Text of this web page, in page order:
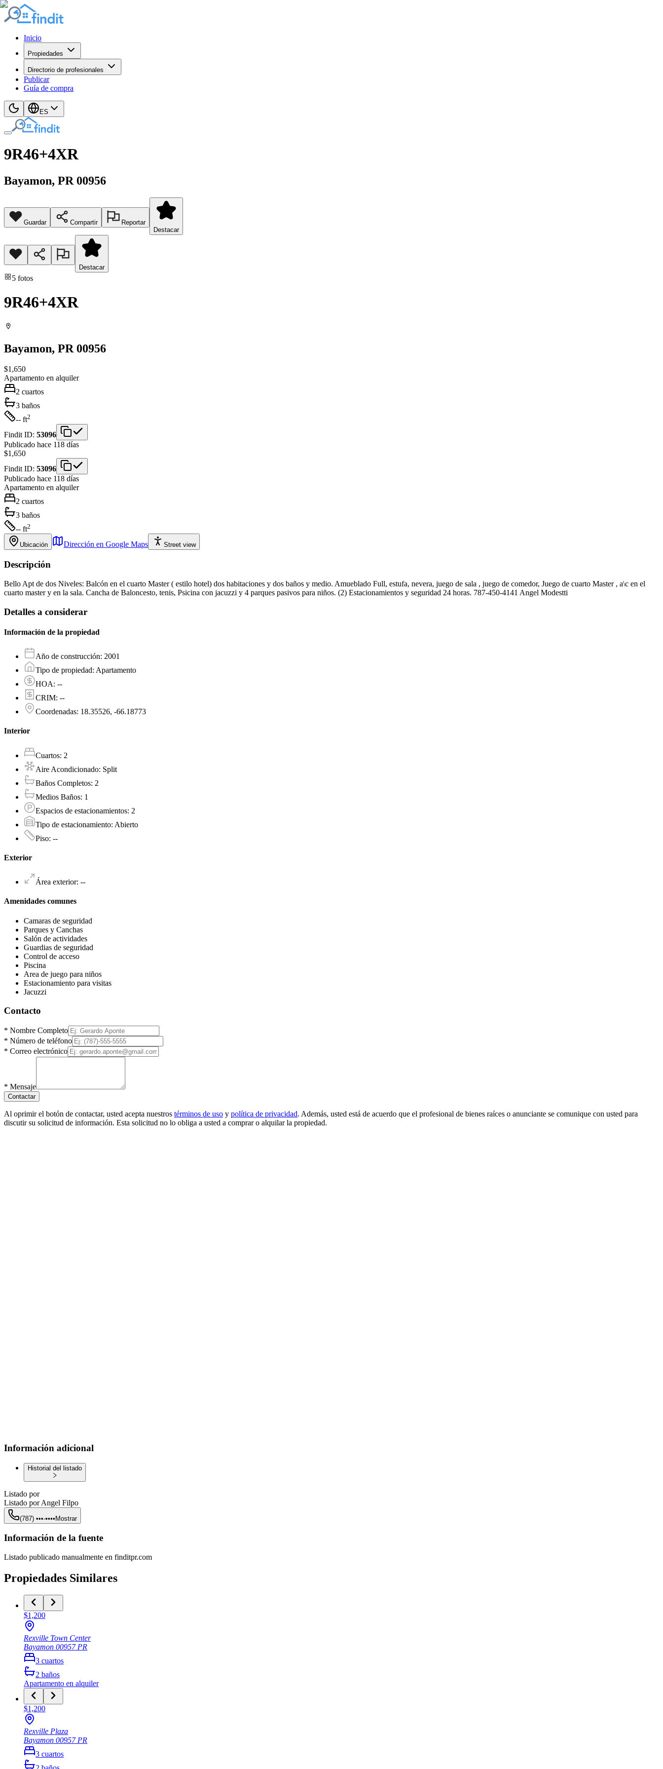
Inicio
Propiedades
Directorio de profesionales
Publicar
Guía de compra
ES
9R46+4XR
Bayamon, PR 00956
Guardar Compartir
Reportar
Destacar
Destacar
5 fotos
9R46+4XR
Bayamon, PR 00956
$1,650
Apartamento en alquiler
2 cuartos
3 baños
-- ft2
Findit ID: 53096
Publicado hace 118 días
$1,650
Findit ID: 53096
Publicado hace 118 días
Apartamento en alquiler
2 cuartos
3 baños
-- ft2
Ubicación Dirección en Google Maps Street view
Descripción
Bello Apt de dos Niveles: Balcón en el cuarto Master ( estilo hotel) dos habitaciones y dos baños y medio. Amueblado Full, estufa, nevera, juego de sala , juego de comedor, Juego de cuarto Master , a\c en el
cuarto master y en la sala. Cancha de Baloncesto, tenis, Psicina con jacuzzi y 4 parques pasivos para niños. (2) Estacionamientos y seguridad 24 horas. 787-450-4141 Angel Modestti
Detalles a considerar
Información de la propiedad
Año de construcción: 2001
Tipo de propiedad: Apartamento
HOA: --
CRIM: --
Coordenadas: 18.35526, -66.18773
Interior
Cuartos: 2
Aire Acondicionado: Split
Baños Completos: 2
Medios Baños: 1
Espacios de estacionamientos: 2
Tipo de estacionamiento: Abierto
Piso: --
Exterior
Área exterior: --
Amenidades comunes
Camaras de seguridad
Parques y Canchas
Salón de actividades
Guardias de seguridad
Control de acceso
Piscina
Area de juego para niños
Estacionamiento para visitas
Jacuzzi
Contacto
* Nombre Completo
* Número de teléfono
* Correo electrónico
* Mensaje
Contactar
Al oprimir el botón de contactar, usted acepta nuestros términos de uso y política de privacidad. Además, usted está de acuerdo que el profesional de bienes raíces o anunciante se comunique con usted para
discutir su solicitud de información. Esta solicitud no lo obliga a usted a comprar o alquilar la propiedad.
Información adicional
Historial del listado
Listado por
Listado por Angel Filpo
(787) •••-••••Mostrar
Información de la fuente
Listado publicado manualmente en finditpr.com
Propiedades Similares
$1,200
Rexville Town Center
Bayamon 00957PR
3 cuartos
2 baños
Apartamento en alquiler
$1,200
Rexville Plaza
Bayamon 00957PR
3 cuartos